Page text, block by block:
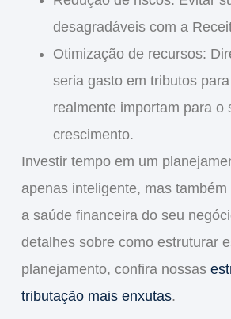
desagradáveis com a
Otimização de recursos:
seria gasto em tributos
realmente importam para o
crescimento.
Investir tempo em um
apenas inteligente, mas
a saúde financeira do seu
detalhes sobre como estruturar
planejamento, confira nossas
tributação mais enxutas.